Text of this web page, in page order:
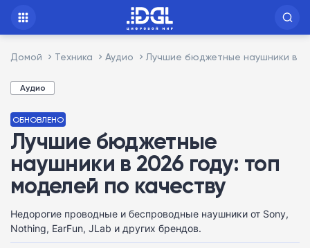
Домой Техника Аудио Лучшие бюджетные наушники в
Аудио
ОБНОВЛЕНО
Лучшие бюджетные
наушники в 2026 году: топ
моделей по качеству
Недорогие проводные и беспроводные наушники от Sony,
Nothing, EarFun, JLab и других брендов.